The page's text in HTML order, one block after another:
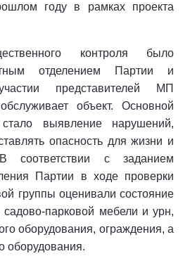
году в рамках проекта
контроля было
отделением Партии и
представителей МП
объект. Основной
выявление нарушений,
опасность для жизни и
соответствии с заданием
Партии в ходе проверки
группы оценивали состояние
парковой мебели и урн,
оборудования, ограждения, а
оборудования.